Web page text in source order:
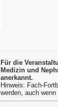
Für die
Medizin und
anerkannt.
Hinweis: Fach-
werden, auch